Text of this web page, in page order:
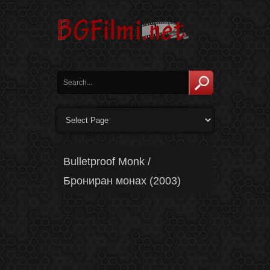
Bulletproof Monk /
Брониран монах (2003)